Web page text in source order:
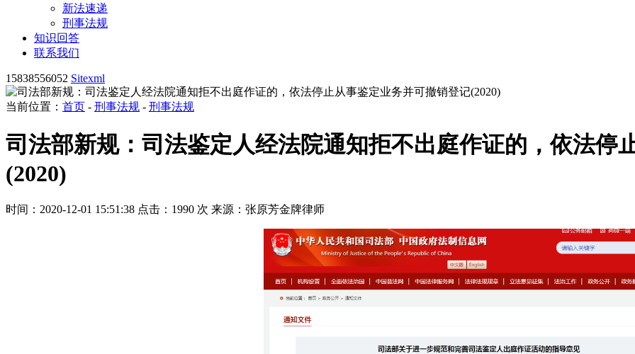
新法速递
刑事法规
知识回答
联系我们
15838556052 Sitexml
当前位置： 首页 - 刑事法规 - 刑事法规
司法部新规：司法鉴定人经法院通知拒不出庭作证的，依法停
(2020)
时间：2020-12-01 15:51:38 点击：1990 次 来源：张原芳金牌律师